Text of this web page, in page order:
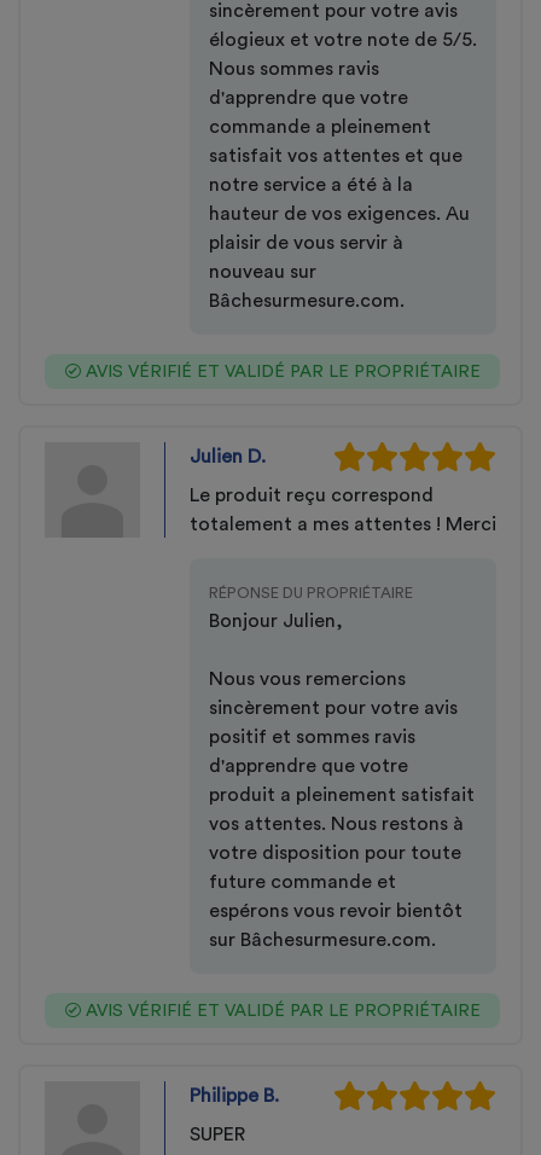
sincèrement pour votre avis
élogieux et votre note de 5/5.
Nous sommes ravis
d'apprendre que votre
commande a pleinement
satisfait vos attentes et que
notre service a été à la
hauteur de vos exigences. Au
plaisir de vous servir à
nouveau sur
Bâchesurmesure.com.
AVIS VÉRIFIÉ ET VALIDÉ PAR LE PROPRIÉTAIRE
Julien D.
Le produit reçu correspond
totalement a mes attentes ! Merci
RÉPONSE DU PROPRIÉTAIRE
Bonjour Julien,
Nous vous remercions
sincèrement pour votre avis
positif et sommes ravis
d'apprendre que votre
produit a pleinement satisfait
vos attentes. Nous restons à
votre disposition pour toute
future commande et
espérons vous revoir bientôt
sur Bâchesurmesure.com.
AVIS VÉRIFIÉ ET VALIDÉ PAR LE PROPRIÉTAIRE
Philippe B.
SUPER